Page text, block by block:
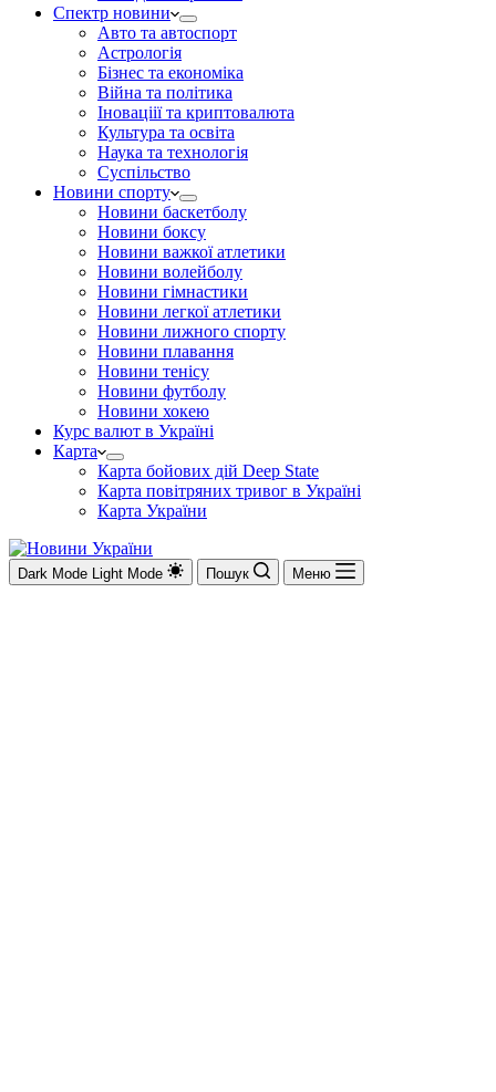
Спектр новини
Авто та автоспорт
Астрологія
Бізнес та економіка
Війна та політика
Іноваціії та криптовалюта
Культура та освіта
Наука та технологія
Суспільство
Новини спорту
Новини баскетболу
Новини боксу
Новини важкої атлетики
Новини волейболу
Новини гімнастики
Новини легкої атлетики
Новини лижного спорту
Новини плавання
Новини тенісу
Новини футболу
Новини хокею
Курс валют в Україні
Карта
Карта бойових дій Deep State
Карта повітряних тривог в Україні
Карта України
Dark Mode Light Mode Пошук Меню